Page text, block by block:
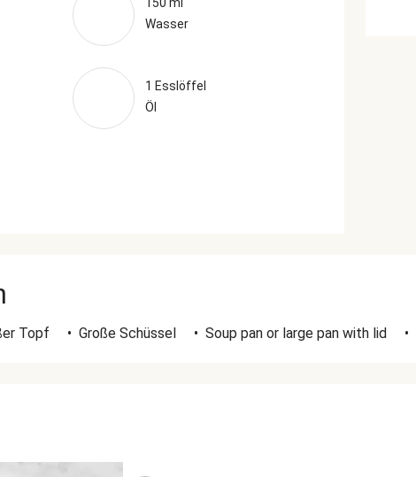
Wasser
1 Esslöffel
Öl
Topf • Große Schüssel • Soup pan or large pan with lid •